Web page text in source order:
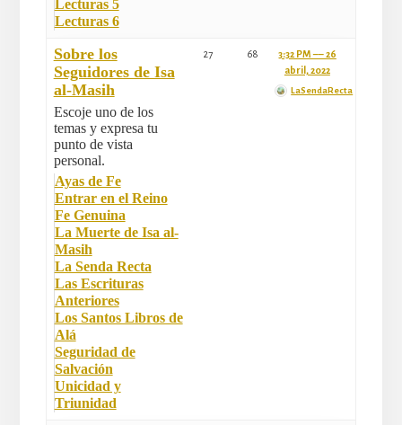
Lecturas 5
Lecturas 6
Sobre los
Seguidores de Isa
al-Masih
Escoje uno de los
temas y expresa tu
punto de vista
personal.
Ayas de Fe
Entrar en el Reino
Fe Genuina
La Muerte de Isa al-
Masih
La Senda Recta
Las Escrituras
Anteriores
Los Santos Libros de
Alá
Seguridad de
Salvación
Unicidad y
Triunidad
27 68
3:32 PM –– 26
abril, 2022
LaSendaRecta